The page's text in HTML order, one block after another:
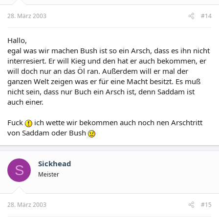
28. März 2003 #14
Hallo,
egal was wir machen Bush ist so ein Arsch, dass es ihn nicht
interresiert. Er will Kieg und den hat er auch bekommen, er
will doch nur an das Öl ran. Außerdem will er mal der
ganzen Welt zeigen was er für eine Macht besitzt. Es muß
nicht sein, dass nur Buch ein Arsch ist, denn Saddam ist
auch einer.
Fuck
ich wette wir bekommen auch noch nen Arschtritt
von Saddam oder Bush
S Sickhead
Meister
28. März 2003 #15